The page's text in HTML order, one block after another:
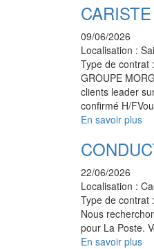
09/06/2026
Localisation :
Type de contrat :
GROUPE
clients leader
confirmé H/
En savoir plus
22/06/2026
Localisation :
Type de contrat :
Nous
pour La Poste.
En savoir plus